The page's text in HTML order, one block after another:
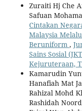
Zuraiti Hj Che
Safuan
Cintakan
Malaysia
Beruniform ,
Sains Sosial
Kejuruteraan,
Kamarudin
Hanafiah Mat
Rahizal Mohd
Rashidah